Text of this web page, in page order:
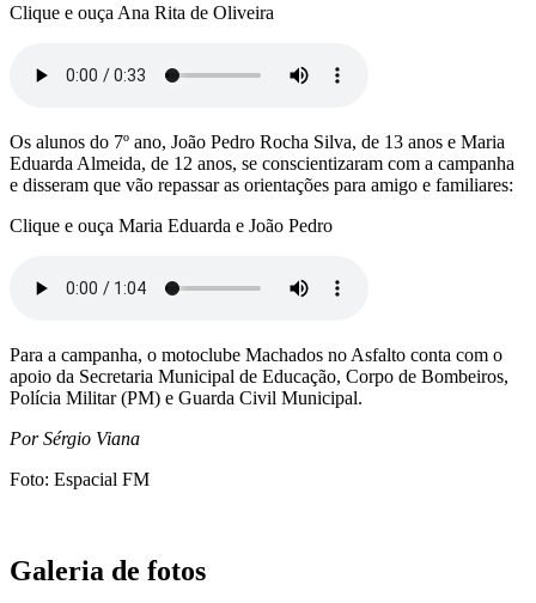
Clique e ouça Ana Rita de Oliveira
Os alunos do 7º ano, João Pedro Rocha Silva, de 13 anos e Maria
Eduarda Almeida, de 12 anos, se conscientizaram com a campanha
e disseram que vão repassar as orientações para amigo e familiares:
Clique e ouça Maria Eduarda e João Pedro
Para a campanha, o motoclube Machados no Asfalto conta com o
apoio da Secretaria Municipal de Educação, Corpo de Bombeiros,
Polícia Militar (PM) e Guarda Civil Municipal.
Por Sérgio Viana
Foto: Espacial FM
Galeria de fotos